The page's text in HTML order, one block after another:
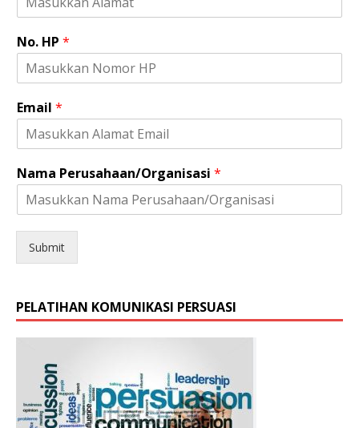
E
a
l
No. HP *
Email *
Nama Perusahaan/Organisasi *
Submit
PELATIHAN KOMUNIKASI PERSUASI